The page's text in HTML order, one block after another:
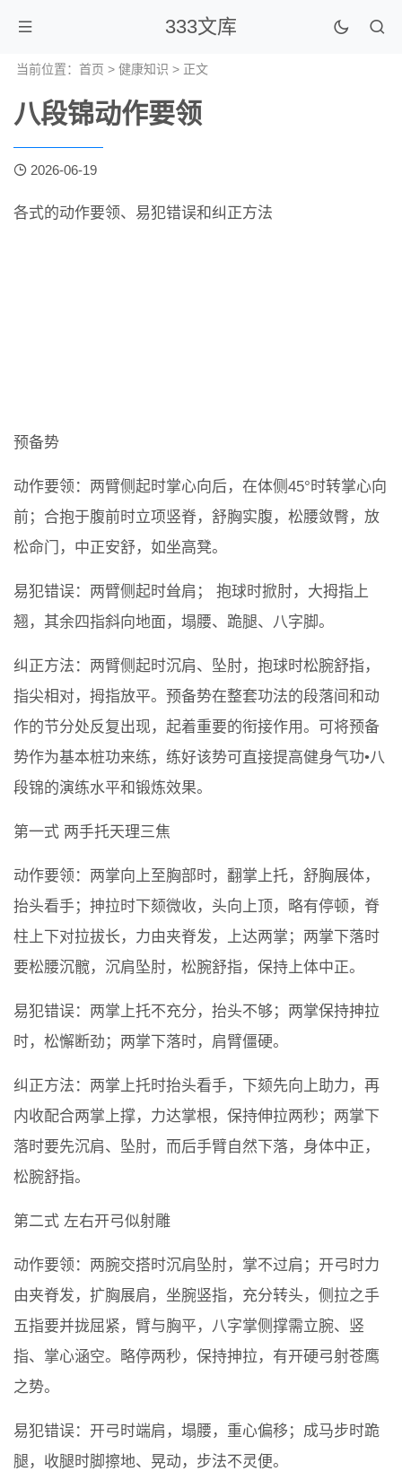
333文库
当前位置： 首页 > 健康知识 > 正文
八段锦动作要领
2026-06-19
各式的动作要领、易犯错误和纠正方法
预备势
动作要领：两臂侧起时掌心向后，在体侧45°时转掌心向
前；合抱于腹前时立项竖脊，舒胸实腹，松腰敛臀，放
松命门，中正安舒，如坐高凳。
易犯错误：两臂侧起时耸肩； 抱球时掀肘，大拇指上
翘，其余四指斜向地面，塌腰、跪腿、八字脚。
纠正方法：两臂侧起时沉肩、坠肘，抱球时松腕舒指，
指尖相对，拇指放平。预备势在整套功法的段落间和动
作的节分处反复出现，起着重要的衔接作用。可将预备
势作为基本桩功来练，练好该势可直接提高健身气功•八
段锦的演练水平和锻炼效果。
第一式 两手托天理三焦
动作要领：两掌向上至胸部时，翻掌上托，舒胸展体，
抬头看手；抻拉时下颏微收，头向上顶，略有停顿，脊
柱上下对拉拔长，力由夹脊发，上达两掌；两掌下落时
要松腰沉髋，沉肩坠肘，松腕舒指，保持上体中正。
易犯错误：两掌上托不充分，抬头不够；两掌保持抻拉
时，松懈断劲；两掌下落时，肩臂僵硬。
纠正方法：两掌上托时抬头看手，下颏先向上助力，再
内收配合两掌上撑，力达掌根，保持伸拉两秒；两掌下
落时要先沉肩、坠肘，而后手臂自然下落，身体中正，
松腕舒指。
第二式 左右开弓似射雕
动作要领：两腕交搭时沉肩坠肘，掌不过肩；开弓时力
由夹脊发，扩胸展肩，坐腕竖指，充分转头，侧拉之手
五指要并拢屈紧，臂与胸平，八字掌侧撑需立腕、竖
指、掌心涵空。略停两秒，保持抻拉，有开硬弓射苍鹰
之势。
易犯错误：开弓时端肩，塌腰，重心偏移；成马步时跪
腿，收腿时脚擦地、晃动，步法不灵便。